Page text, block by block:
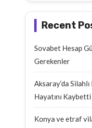
Recent
Sovabet Hesap
Gerekenler
Aksaray’da
Hayatını Kaybetti
Konya ve etraf